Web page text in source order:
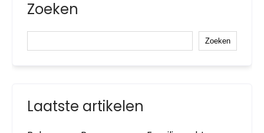
Zoeken
Zoeken
Laatste artikelen